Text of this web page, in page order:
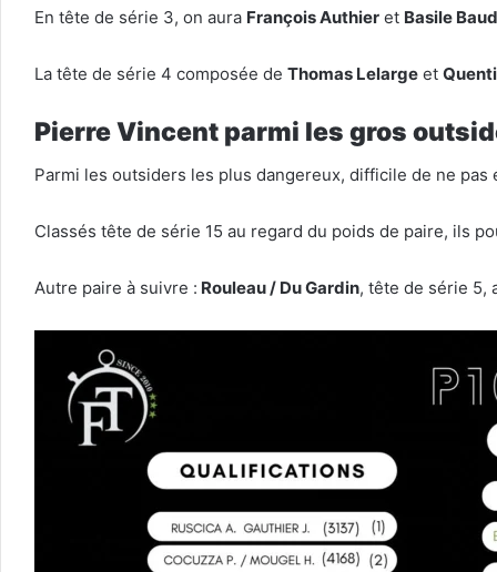
En tête de série 3, on aura François Authier et Basile Baud
La tête de série 4 composée de Thomas Lelarge et
Pierre Vincent parmi les gros
Parmi les outsiders les plus dangereux, difficile de ne
Classés tête de série 15 au regard du poids de paire, ils
Autre paire à suivre : Rouleau / Du Gardin, tête de série 5,